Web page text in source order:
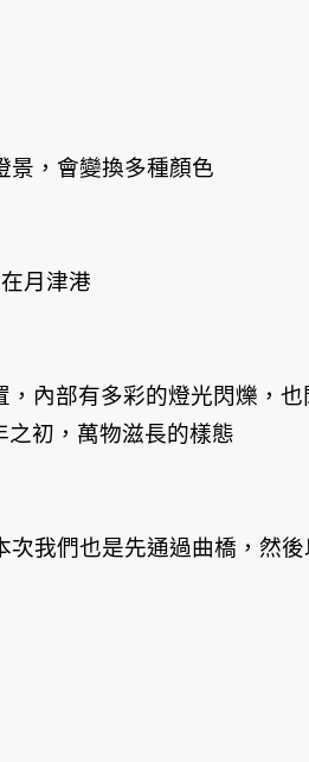
景，會變換多種顏色
月津港
內部有多彩的燈光閃爍，
初，萬物滋長的樣態
我們也是先通過曲橋，然